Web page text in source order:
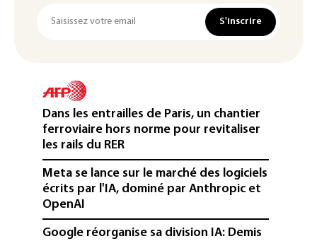
S'inscrire
Dans les entrailles de Paris, un chantier
ferroviaire hors norme pour revitaliser
les rails du RER
Meta se lance sur le marché des logiciels
écrits par l'IA, dominé par Anthropic et
OpenAI
Google réorganise sa division IA: Demis